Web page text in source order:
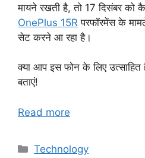
मायने रखती है, तो 17 दिसंबर को
OnePlus 15R परफॉरमेंस के
सेट करने आ रहा है।
क्या आप इस फोन के लिए
बताएं!
Read more
Categories
Technology